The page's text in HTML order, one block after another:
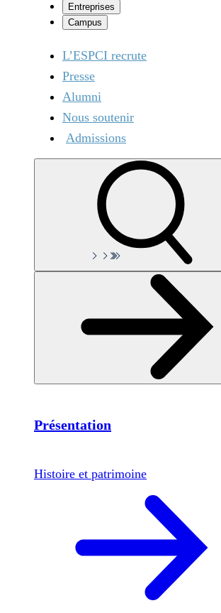
Entreprises
Campus
L’ESPCI recrute
Presse
Alumni
Nous soutenir
Admissions
Présentation
Histoire et patrimoine